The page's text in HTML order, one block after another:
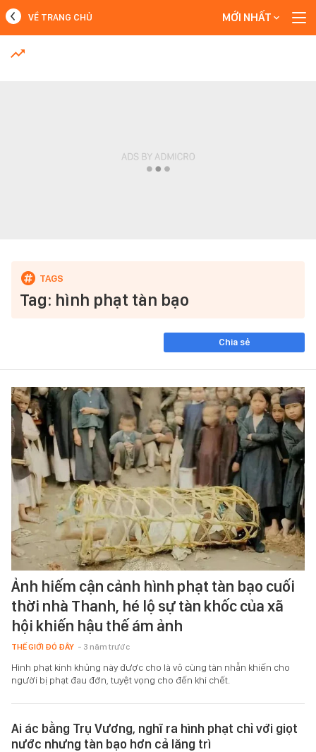
MỚI NHẤT
VỀ TRANG CHỦ MỚI NHẤT
Tag: hình phạt tàn bạo
Chia sẻ
Ảnh hiếm cận cảnh hình phạt tàn bạo cuối
thời nhà Thanh, hé lộ sự tàn khốc của xã
hội khiến hậu thế ám ảnh
THẾ GIỚI ĐÓ ĐÂY - 3 năm trước
Hình phạt kinh khủng này được cho là vô cùng tàn nhẫn khiến cho
người bị phạt đau đớn, tuyệt vọng cho đến khi chết.
Ai ác bằng Trụ Vương, nghĩ ra hình phạt chỉ với giọt
nước nhưng tàn bạo hơn cả lăng trì